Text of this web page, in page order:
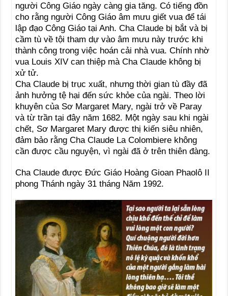
người Công Giáo ngày càng gia tăng. Có tiếng đồn
cho rằng người Công Giáo âm mưu giết vua để tái
lập đạo Công Giáo tại Anh. Cha Claude bị bắt và bị
cầm tù về tội tham dự vào âm mưu này trước khi
thành công trong việc hoán cải nhà vua. Chính nhờ
vua Louis XIV can thiệp mà Cha Claude không bị
xử tử.
Cha Claude bị trục xuất, nhưng thời gian tù đầy đã
ảnh hưởng tệ hại đến sức khỏe của ngài. Theo lời
khuyên của Sơ Margaret Mary, ngài trở về Paray
và từ trần tại đây năm 1682. Một ngày sau khi ngài
chết, Sơ Margaret Mary được thị kiến siêu nhiên,
đảm bảo rằng Cha Claude La Colombiere không
cần được cầu nguyện, vì ngài đã ở trên thiên đàng.
Cha Claude được Ðức Giáo Hoàng Gioan Phaolô II
phong Thánh ngày 31 tháng Năm 1992.